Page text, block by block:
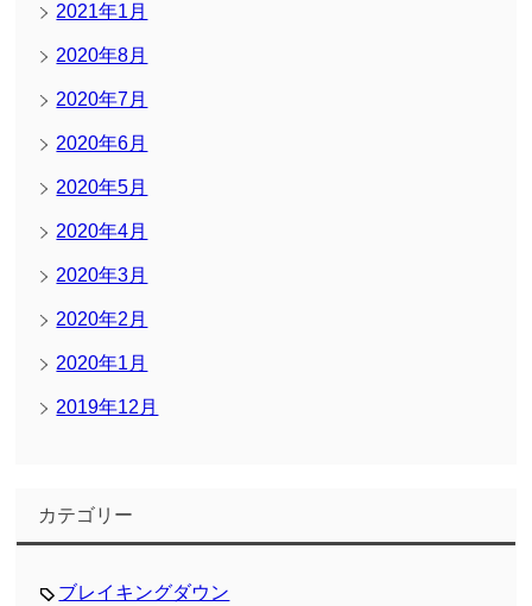
2021年1月
2020年8月
2020年7月
2020年6月
2020年5月
2020年4月
2020年3月
2020年2月
2020年1月
2019年12月
カテゴリー
ブレイキングダウン